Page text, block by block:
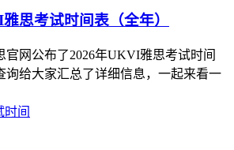
思考试时间表（全年）
官网公布了2026年UKVI雅思考试时间
询给大家汇总了详细信息，一起来看一
时间